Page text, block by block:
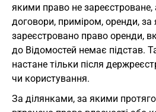
якими право не зареєстроване,
договори, приміром, оренди,
зареєстровано право оренди,
до Відомостей немає підстав.
настане тільки після
чи користування.
За ділянками, за якими